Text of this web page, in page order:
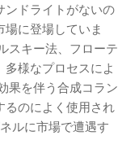
ンドライトがないの
に登場していま
スキー法、フローテ
多様なプロセスによ
果を伴う合成コラン
るのによく使用され
ルに市場で遭遇す